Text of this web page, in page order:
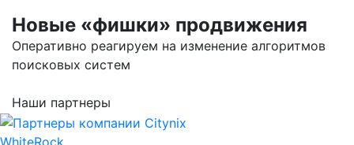
Новые «фишки» продвижения
Оперативно реагируем на изменение алгоритмов
поисковых систем
Наши партнеры